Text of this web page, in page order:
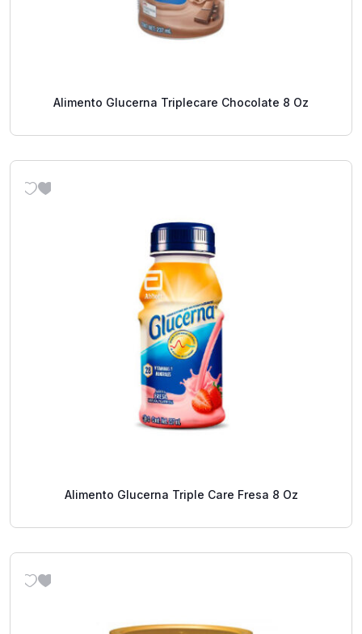
Alimento Glucerna Triplecare Chocolate 8 Oz
Alimento Glucerna Triple Care Fresa 8 Oz